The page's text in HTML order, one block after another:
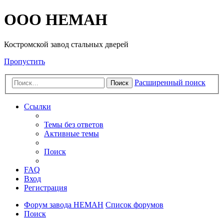
OOO HEMAH
Костромской завод стальных дверей
Пропустить
Поиск Расширенный поиск
Ссылки
Темы без ответов
Активные темы
Поиск
FAQ
Вход
Регистрация
Форум завода НЕМАН Список форумов
Поиск